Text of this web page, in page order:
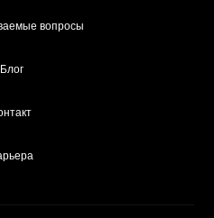
вопросы
Блог